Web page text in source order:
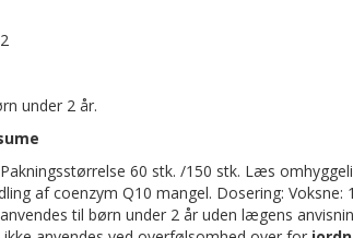
under 2 år.
60 stk. /150 stk. Læs
af coenzym Q10 mangel. Dosering: Voksne:
til børn under 2 år uden lægens